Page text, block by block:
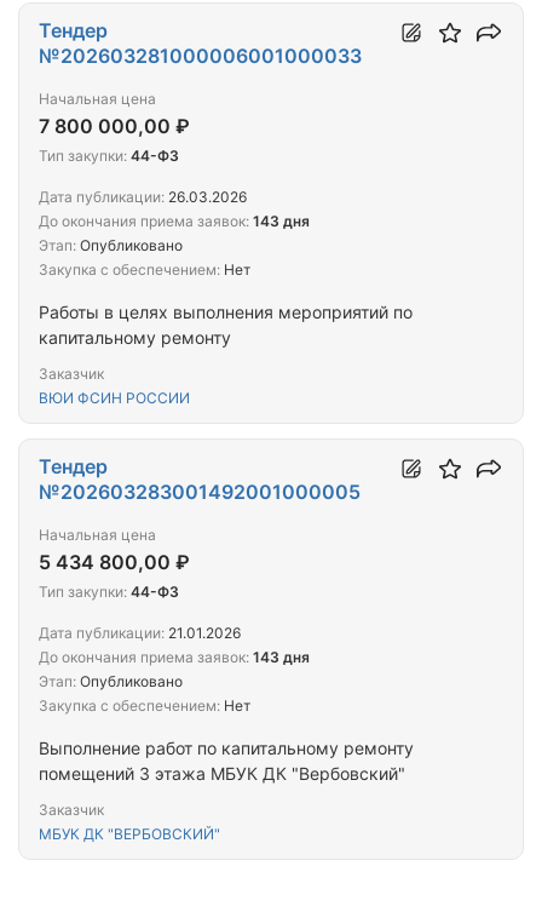
Работы в целях выполнения мероприятий по
капитальному ремонту
Заказчик
ВЮИ ФСИН РОССИИ
Тендер
№202603281000006001000033
Начальная цена
7 800 000,00 ₽
Тип закупки: 44-ФЗ
Дата публикации: 26.03.2026
До окончания приема заявок: 143 дня
Этап: Опубликовано
Закупка с обеспечением: Нет
Выполнение работ по капитальному ремонту
помещений 3 этажа МБУК ДК "Вербовский"
Заказчик
МБУК ДК "ВЕРБОВСКИЙ"
Тендер
№202603283001492001000005
Начальная цена
5 434 800,00 ₽
Тип закупки: 44-ФЗ
Дата публикации: 21.01.2026
До окончания приема заявок: 143 дня
Этап: Опубликовано
Закупка с обеспечением: Нет